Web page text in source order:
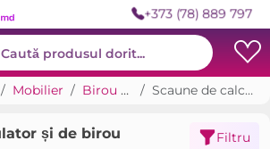
+373 (78) 889 797
Mobilier Birou și cabinet Scaune de calculator și de birou
și de birou Filtru